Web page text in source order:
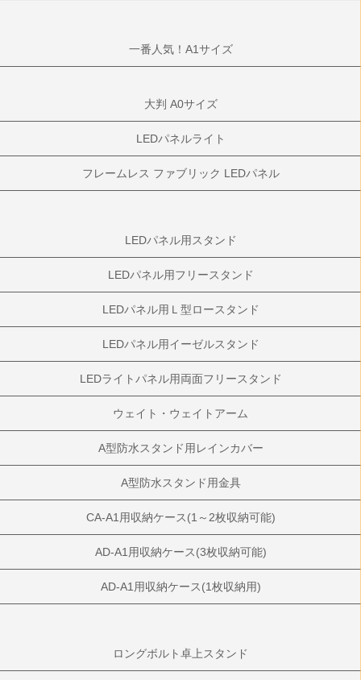
一番人気！A1サイズ
大判 A0サイズ
LEDパネルライト
フレームレス ファブリック LEDパネル
LEDパネル用スタンド
LEDパネル用フリースタンド
LEDパネル用Ｌ型ロースタンド
LEDパネル用イーゼルスタンド
LEDライトパネル用両面フリースタンド
ウェイト・ウェイトアーム
A型防水スタンド用レインカバー
A型防水スタンド用金具
CA-A1用収納ケース(1～2枚収納可能)
AD-A1用収納ケース(3枚収納可能)
AD-A1用収納ケース(1枚収納用)
ロングボルト卓上スタンド